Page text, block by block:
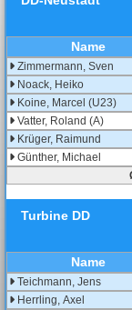
Name
Zimmermann, Sven
Noack, Heiko
Koine, Marcel (U23)
Vatter, Roland (A)
Krüger, Raimund
Günther, Michael
Turbine DD
Name
Teichmann, Jens
Herrling, Axel